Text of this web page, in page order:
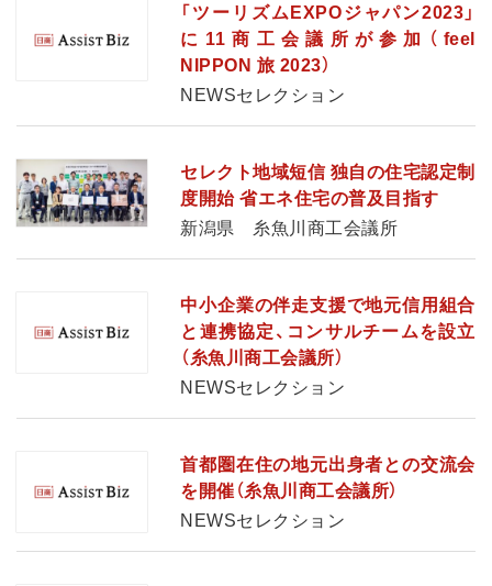
「ツーリズムEXPOジャパン2023」
に11商工会議所が参加（feel
NIPPON 旅 2023）
NEWSセレクション
セレクト地域短信 独自の住宅認定制
度開始 省エネ住宅の普及目指す
新潟県 糸魚川商工会議所
中小企業の伴走支援で地元信用組合
と連携協定、コンサルチームを設立
（糸魚川商工会議所）
NEWSセレクション
首都圏在住の地元出身者との交流会
を開催（糸魚川商工会議所）
NEWSセレクション